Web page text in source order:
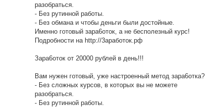
разобраться.
- Без рутинной работы.
- Без обмана и чтобы деньги были достойные.
Именно готовый зара6оток, а не бесполезный курс!
Подробности на http://3аработок.рф
Зара6оток от 20000 рублей в день!!!
Вам нужен готовый, уже настроенный метод зара6отка?
- Без сложных курсов, в которых вы не можете
разобраться.
- Без рутинной работы.